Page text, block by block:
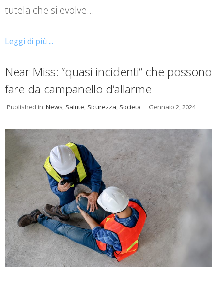
tutela che si evolve…
Leggi di più ...
Near Miss: “quasi incidenti” che possono
fare da campanello d’allarme
Published in: News, Salute, Sicurezza, Società Gennaio 2, 2024